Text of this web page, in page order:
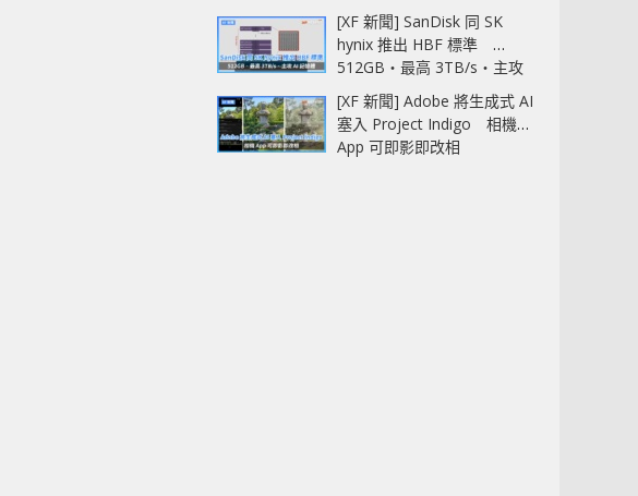
[XF 新聞] SanDisk 同 SK
hynix 推出 HBF 標準
512GB‧最高 3TB/s‧主攻
AI 記憶體
[XF 新聞] Adobe 將生成式 AI
塞入 Project Indigo 相機
App 可即影即改相